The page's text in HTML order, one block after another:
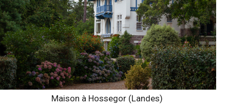
Maison à Hossegor (Landes)